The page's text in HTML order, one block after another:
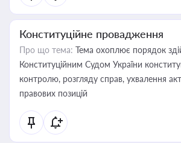
Конституційне провадження
Про що тема: Тема охоплює порядок
Конституційним Судом України
контролю, розгляду справ, ухвалення
правових позицій